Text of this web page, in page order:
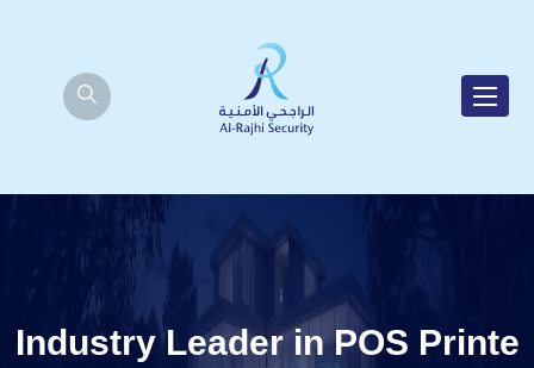
Industry Leader in POS Printe